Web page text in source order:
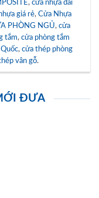
, cửa nhựa đài
giá rẻ, Cửa Nhựa
PHÒNG NGỦ, cửa
tắm, cửa phòng tắm
, cửa thép phòng
vân gỗ.
ĐƯA